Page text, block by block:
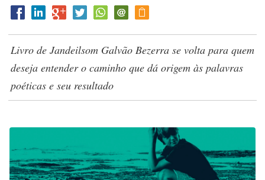
Livro de Jandeilsom Galvão Bezerra se volta para quem
deseja entender o caminho que dá origem às palavras
poéticas e seu resultado